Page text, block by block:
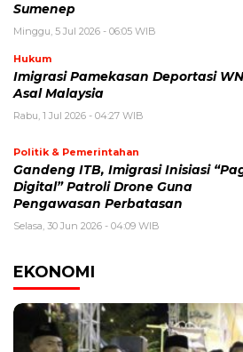
Sumenep
Minggu, 5 Jul 2026 - 06:05 WIB
Hukum
Imigrasi Pamekasan Deportasi
Asal Malaysia
Rabu, 1 Jul 2026 - 04:27 WIB
Politik & Pemerintahan
Gandeng ITB, Imigrasi Inisiasi
Digital” Patroli Drone Guna
Pengawasan Perbatasan
Selasa, 30 Jun 2026 - 04:09 WIB
EKONOMI